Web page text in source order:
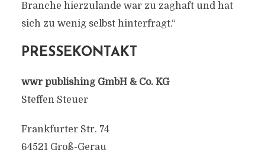
Branche hierzulande war zu zaghaft und hat
sich zu wenig selbst hinterfragt.“
PRESSEKONTAKT
wwr publishing GmbH & Co. KG
Steffen Steuer
Frankfurter Str. 74
64521 Groß-Gerau